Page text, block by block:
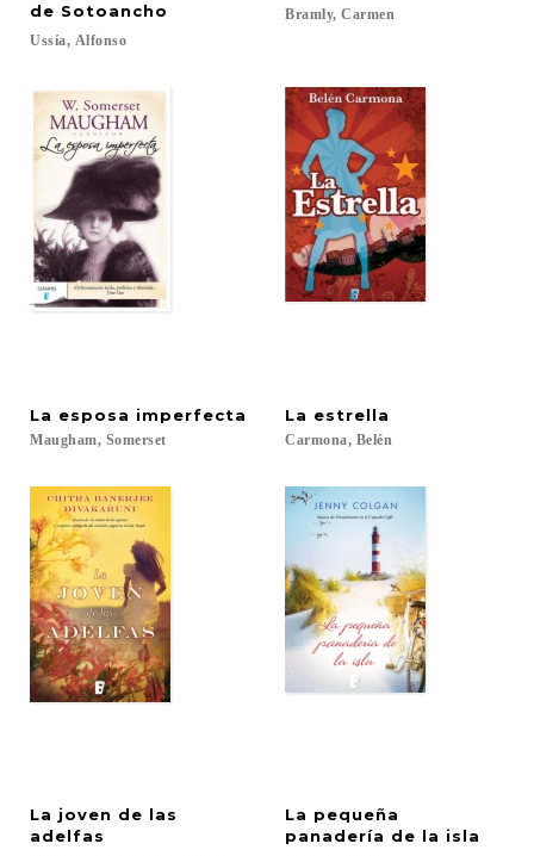
de Sotoancho
Ussía, Alfonso
Bramly, Carmen
La esposa imperfecta
Maugham, Somerset
La estrella
Carmona, Belén
La joven de las
adelfas
La pequeña
panadería de la isla